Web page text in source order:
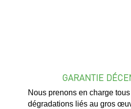
GARANTIE
Nous prenons en charge
dégradations liés au gros